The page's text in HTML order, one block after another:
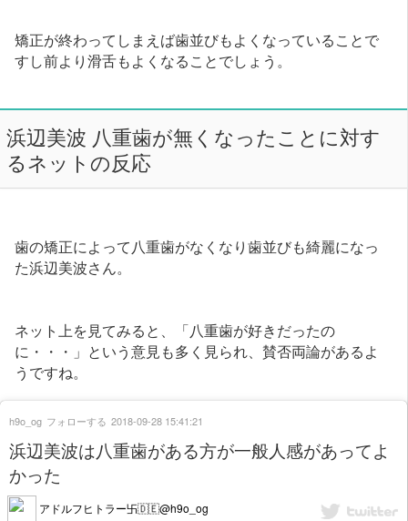
矯正が終わってしまえば歯並びもよくなっていることで
すし前より滑舌もよくなることでしょう。
浜辺美波 八重歯が無くなったことに対す
るネットの反応
歯の矯正によって八重歯がなくなり歯並びも綺麗になっ
た浜辺美波さん。
ネット上を見てみると、「八重歯が好きだったの
に・・・」という意見も多く見られ、賛否両論があるよ
うですね。
浜辺美波は八重歯がある方が一般人感があってよ
かった
アドルフヒトラー卐🇩🇪@h9o_og
h9o_og フォローする 2018-09-28 15:41:21